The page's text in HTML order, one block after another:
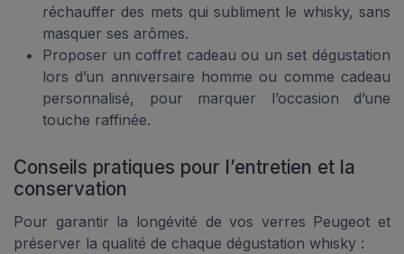
réchauffer des mets qui subliment le whisky, sans
masquer ses arômes.
Proposer un coffret cadeau ou un set dégustation
lors d’un anniversaire homme ou comme cadeau
personnalisé, pour marquer l’occasion d’une
touche raffinée.
Conseils pratiques pour l’entretien et la
conservation
Pour garantir la longévité de vos verres Peugeot et
préserver la qualité de chaque dégustation whisky :